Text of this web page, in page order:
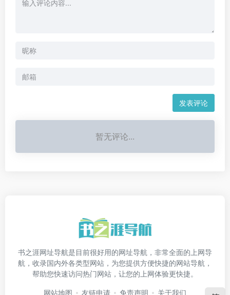
发表评论
暂无评论...
书之涯网址导航是目前很好用的网址导航，非常全面的上网导
航，收录国内外各类型网站，为您提供方便快捷的网站导航，
帮助您快速访问热门网站，让您的上网体验更快捷。
网站地图 友链申请 免责声明 关于我们